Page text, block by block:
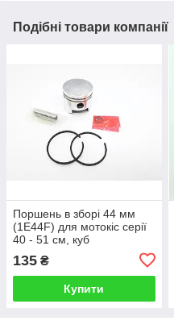
Подібні товари компанії
Поршень в зборі 44 мм
(1Е44F) для мотокіс серії
40 - 51 см, куб
135 ₴
Купити